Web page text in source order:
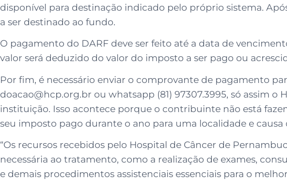
disponível para destinação indicado pelo próprio sistema.
a ser destinado ao fundo.
O pagamento do DARF deve ser feito até a data de
valor será deduzido do valor do imposto a ser pago ou
Por fim, é necessário enviar o comprovante de pagamento
doacao@hcp.org.br ou whatsapp (81) 97307.3995, só assim o
instituição. Isso acontece porque o contribuinte não está
seu imposto pago durante o ano para uma localidade e causa
“Os recursos recebidos pelo Hospital de Câncer de
necessária ao tratamento, como a realização de exames,
e demais procedimentos assistenciais essenciais para o